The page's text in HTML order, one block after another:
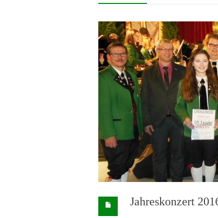
Jahreskonzert